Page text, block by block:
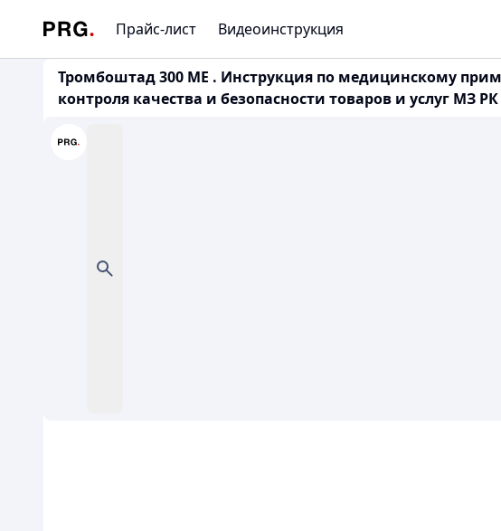
Прайс-лист Видеоинструкция
Тромбоштад 300 МЕ . Инструкция по медицинскому
контроля качества и безопасности товаров и услуг МЗ